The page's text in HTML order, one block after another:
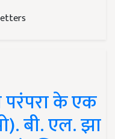
परंपरा के एक
बी. एल. झा